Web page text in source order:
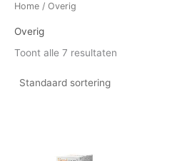
Home / Overig
Overig
Toont alle 7 resultaten